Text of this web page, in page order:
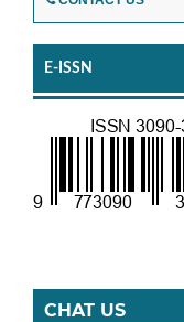
E-ISSN
CHAT US